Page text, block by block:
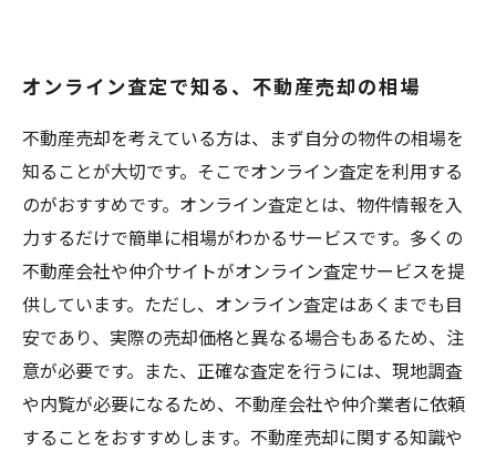
オンライン査定で知る、不動産売却の相場
不動産売却を考えている方は、まず自分の物件の相場を
知ることが大切です。そこでオンライン査定を利用する
のがおすすめです。オンライン査定とは、物件情報を入
力するだけで簡単に相場がわかるサービスです。多くの
不動産会社や仲介サイトがオンライン査定サービスを提
供しています。ただし、オンライン査定はあくまでも目
安であり、実際の売却価格と異なる場合もあるため、注
意が必要です。また、正確な査定を行うには、現地調査
や内覧が必要になるため、不動産会社や仲介業者に依頼
することをおすすめします。不動産売却に関する知識や